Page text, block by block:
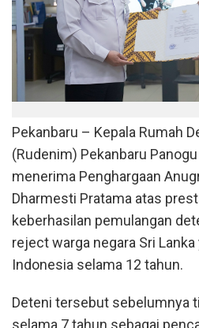
Pekanbaru – Kepala Rumah
(Rudenim) Pekanbaru
menerima Penghargaan
Dharmesti Pratama atas
keberhasilan pemulangan
reject warga negara Sri
Indonesia selama 12 tahun.
Deteni tersebut sebelumnya
selama 7 tahun sebagai